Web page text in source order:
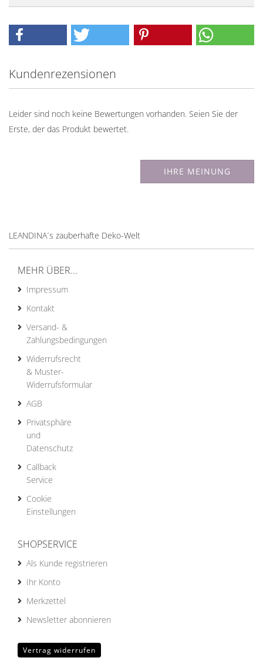
Kundenrezensionen
Leider sind noch keine Bewertungen vorhanden. Seien Sie der
Erste, der das Produkt bewertet.
IHRE MEINUNG
LEANDINA´s zauberhafte Deko-Welt
MEHR ÜBER...
Impressum
Kontakt
Versand- &
Zahlungsbedingungen
Widerrufsrecht
& Muster-
Widerrufsformular
AGB
Privatsphäre
und
Datenschutz
Callback
Service
Cookie
Einstellungen
SHOPSERVICE
Als Kunde registrieren
Ihr Konto
Merkzettel
Newsletter abonnieren
Vertrag widerrufen